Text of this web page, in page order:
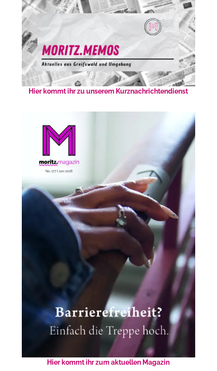
Hier kommt ihr zu unserem Kurznachrichtendienst
Hier kommt ihr zum aktuellen Magazin